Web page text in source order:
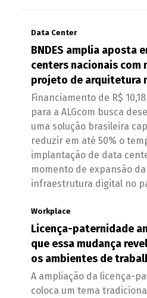
Data Center
BNDES amplia aposta
centers nacionais com
projeto de arquitetura
Financiamento de R$
para a ALGcom busca
uma solução brasileira
reduzir em até 50% o
implantação de data
momento de expansão da
infraestrutura digital no
Workplace
Licença-paternidade
que essa mudança
os ambientes de
A ampliação da licença-
coloca um tema